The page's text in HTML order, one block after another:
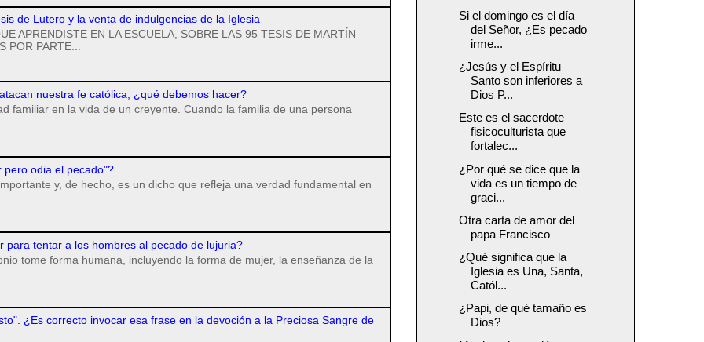
de Lutero y la venta de indulgencias de la Iglesia
APRENDISTE EN LA ESCUELA, SOBRE LAS 95 TESIS DE MARTÍN
POR PARTE...
nuestra fe católica, ¿qué debemos hacer?
familiar en la vida de un creyente. Cuando la familia de una persona
pero odia el pecado"?
y, de hecho, es un dicho que refleja una verdad fundamental en
tentar a los hombres al pecado de lujuria?
tome forma humana, incluyendo la forma de mujer, la enseñanza de la
¿Es correcto invocar esa frase en la devoción a la Preciosa Sangre de
Si el domingo es el día
del Señor, ¿Es pecado
irme...
¿Jesús y el Espíritu
Santo son inferiores a
Dios P...
Este es el sacerdote
fisicoculturista que
fortalec...
¿Por qué se dice que la
vida es un tiempo de
graci...
Otra carta de amor del
papa Francisco
¿Qué significa que la
Iglesia es Una, Santa,
Catól...
¿Papi, de qué tamaño es
Dios?